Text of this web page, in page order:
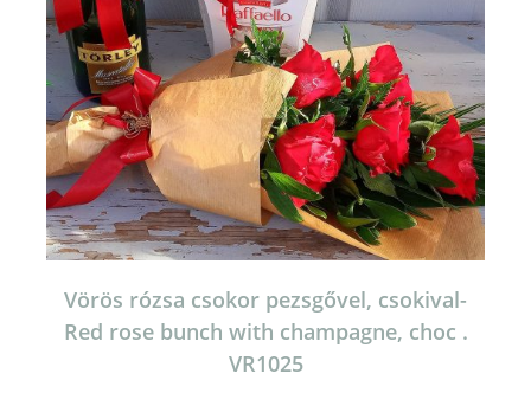
Vörös rózsa csokor pezsgővel, csokival-
Red rose bunch with champagne, choc .
VR1025